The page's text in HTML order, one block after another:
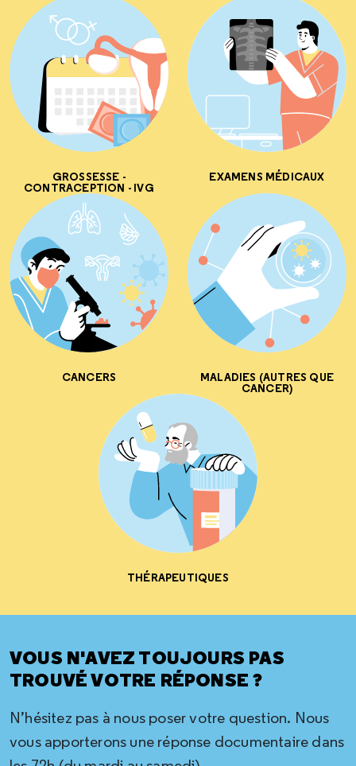
GROSSESSE -
CONTRACEPTION - IVG
EXAMENS MÉDICAUX
CANCERS MALADIES (AUTRES QUE
CANCER)
THÉRAPEUTIQUES
VOUS N'AVEZ TOUJOURS PAS
TROUVÉ VOTRE RÉPONSE ?
N’hésitez pas à nous poser votre question. Nous
vous apporterons une réponse documentaire dans